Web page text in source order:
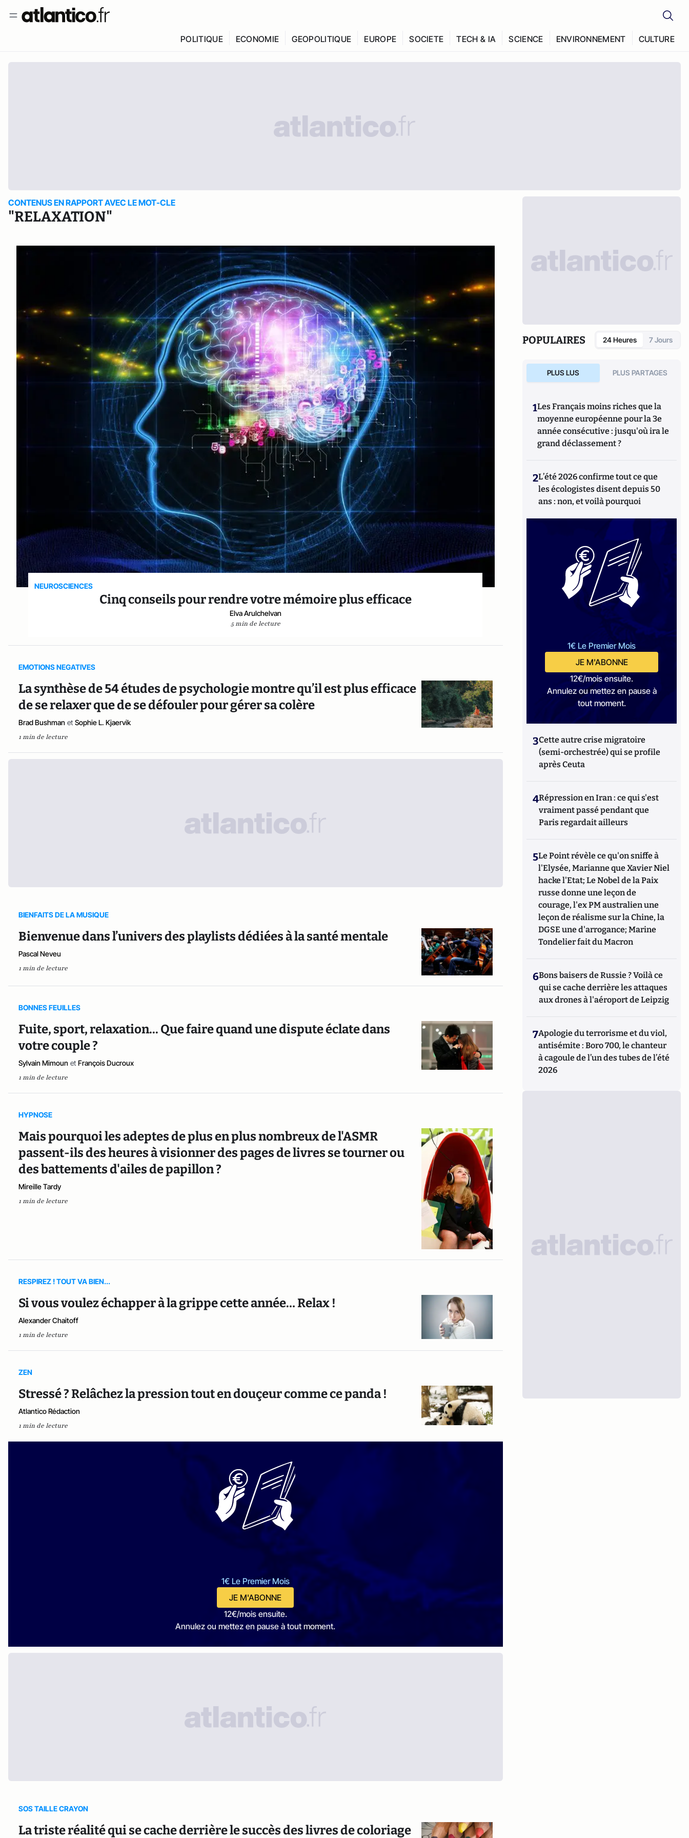
POLITIQUE ECONOMIE GEOPOLITIQUE EUROPE SOCIETE TECH & IA SCIENCE ENVIRONNEMENT CULTURE
CONTENUS EN RAPPORT AVEC LE MOT-CLE
"RELAXATION"
NEUROSCIENCES
Cinq conseils pour rendre votre mémoire plus efficace
Elva Arulchelvan
5 min de lecture
EMOTIONS NEGATIVES
La synthèse de 54 études de psychologie montre qu’il est plus efficace
de se relaxer que de se défouler pour gérer sa colère
Brad Bushman et Sophie L. Kjaervik
1 min de lecture
BIENFAITS DE LA MUSIQUE
Bienvenue dans l’univers des playlists dédiées à la santé mentale
Pascal Neveu
1 min de lecture
BONNES FEUILLES
Fuite, sport, relaxation... Que faire quand une dispute éclate dans
votre couple ?
Sylvain Mimoun et François Ducroux
1 min de lecture
HYPNOSE
Mais pourquoi les adeptes de plus en plus nombreux de l'ASMR
passent-ils des heures à visionner des pages de livres se tourner ou
des battements d'ailes de papillon ?
Mireille Tardy
1 min de lecture
RESPIREZ ! TOUT VA BIEN...
Si vous voulez échapper à la grippe cette année… Relax !
Alexander Chaitoff
1 min de lecture
ZEN
Stressé ? Relâchez la pression tout en douçeur comme ce panda !
Atlantico Rédaction
1 min de lecture
1€ Le Premier Mois
JE M'ABONNE
12€/mois ensuite.
Annulez ou mettez en pause à tout moment.
SOS TAILLE CRAYON
La triste réalité qui se cache derrière le succès des livres de coloriage
POPULAIRES 24 Heures 7 Jours
PLUS LUS PLUS PARTAGES
1Les Français moins riches que la
moyenne européenne pour la 3e
année consécutive : jusqu'où ira le
grand déclassement ?
2L’été 2026 confirme tout ce que
les écologistes disent depuis 50
ans : non, et voilà pourquoi
1€ Le Premier Mois
JE M'ABONNE
12€/mois ensuite.
Annulez ou mettez en pause à
tout moment.
3Cette autre crise migratoire
(semi-orchestrée) qui se profile
après Ceuta
4Répression en Iran : ce qui s'est
vraiment passé pendant que
Paris regardait ailleurs
5Le Point révèle ce qu'on sniffe à
l'Elysée, Marianne que Xavier Niel
hacke l'Etat; Le Nobel de la Paix
russe donne une leçon de
courage, l'ex PM australien une
leçon de réalisme sur la Chine, la
DGSE une d'arrogance; Marine
Tondelier fait du Macron
6Bons baisers de Russie ? Voilà ce
qui se cache derrière les attaques
aux drones à l'aéroport de Leipzig
7Apologie du terrorisme et du viol,
antisémite : Boro 700, le chanteur
à cagoule de l’un des tubes de l’été
2026